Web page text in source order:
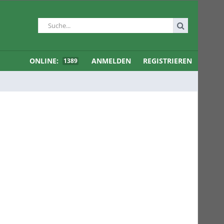
ONLINE: 1389 ANMELDEN REGISTRIEREN